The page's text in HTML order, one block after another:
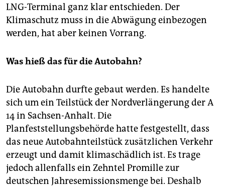
LNG-Terminal ganz klar entschieden. Der
Klimaschutz muss in die Abwägung einbezogen
werden, hat aber keinen Vorrang.
Was hieß das für die Autobahn?
Die Autobahn durfte gebaut werden. Es handelte
sich um ein Teilstück der Nordverlängerung der A
14 in Sachsen-Anhalt. Die
Planfeststellungsbehörde hatte festgestellt, dass
das neue Autobahnteilstück zusätzlichen Verkehr
erzeugt und damit klimaschädlich ist. Es trage
jedoch allenfalls ein Zehntel Promille zur
deutschen Jahresemissionsmenge bei. Deshalb